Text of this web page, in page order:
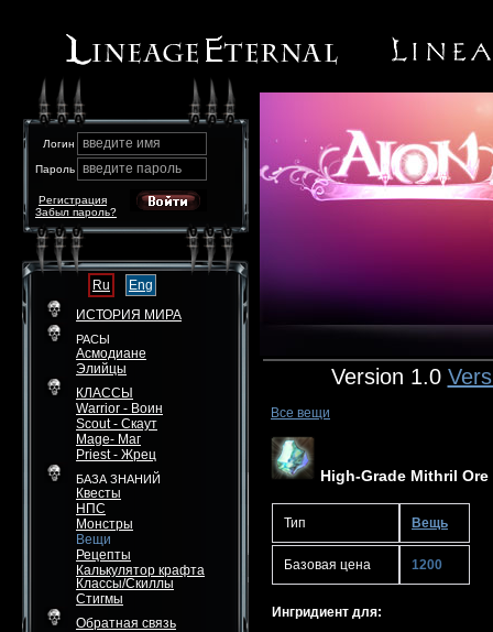
Логин введите имя
Пароль введите пароль
Забыл пароль?
Регистрация
Ru
Eng
ИСТОРИЯ МИРА
РАСЫ
Асмодиане
Элийцы
КЛАССЫ
Warrior - Воин
Scout - Скаут
Mage- Маг
Priest - Жрец
БАЗА ЗНАНИЙ
Квесты
НПС
Монстры
Вещи
Рецепты
Калькулятор крафта
Классы/Скиллы
Стигмы
Обратная связь
Version 1.0
Все вещи
High-Grade Mithril Ore
Тип Вещь
Базовая цена 1200
Ингридиент для: